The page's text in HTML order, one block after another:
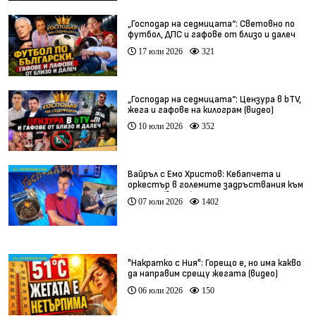
„Господар на седмицата“: Световно по
футбол, ДПС и гафове от близо и далеч
17 юли 2026 321
„Господар на седмицата“: Цензура в bTV,
жега и гафове на килограм (видео)
10 юли 2026 352
Вайръл с Емо Христов: Кебапчета и
оркестър в големите задръствания към
морето (видео)
07 юли 2026 1402
"Накратко с Ния": Горещо е, но има какво
да направим срещу жегата (видео)
06 юли 2026 150